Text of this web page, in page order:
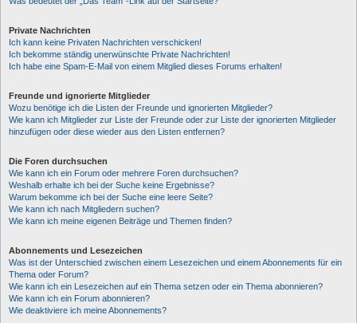
Private Nachrichten
Ich kann keine Privaten Nachrichten verschicken!
Ich bekomme ständig unerwünschte Private Nachrichten!
Ich habe eine Spam-E-Mail von einem Mitglied dieses Forums erhalten!
Freunde und ignorierte Mitglieder
Wozu benötige ich die Listen der Freunde und ignorierten Mitglieder?
Wie kann ich Mitglieder zur Liste der Freunde oder zur Liste der ignorierten Mitglieder
hinzufügen oder diese wieder aus den Listen entfernen?
Die Foren durchsuchen
Wie kann ich ein Forum oder mehrere Foren durchsuchen?
Weshalb erhalte ich bei der Suche keine Ergebnisse?
Warum bekomme ich bei der Suche eine leere Seite?
Wie kann ich nach Mitgliedern suchen?
Wie kann ich meine eigenen Beiträge und Themen finden?
Abonnements und Lesezeichen
Was ist der Unterschied zwischen einem Lesezeichen und einem Abonnements für ein
Thema oder Forum?
Wie kann ich ein Lesezeichen auf ein Thema setzen oder ein Thema abonnieren?
Wie kann ich ein Forum abonnieren?
Wie deaktiviere ich meine Abonnements?